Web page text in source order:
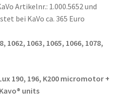
Artikelnr.: 1.000.5652 und
bei KaVo ca. 365 Euro
1062, 1063, 1065, 1066, 1078,
190, 196, K200 micromotor +
units